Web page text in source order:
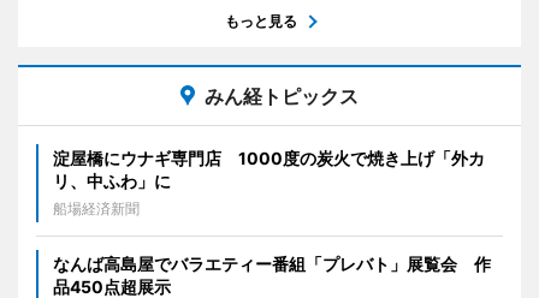
もっと見る
みん経トピックス
淀屋橋にウナギ専門店 1000度の炭火で焼き上げ「外カ
リ、中ふわ」に
船場経済新聞
なんば高島屋でバラエティー番組「プレバト」展覧会 作
品450点超展示